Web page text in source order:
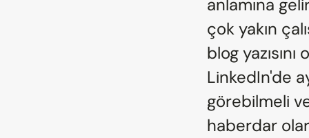
anlamına
çok yakın
blog
LinkedIn'de
görebilmeli
haberdar